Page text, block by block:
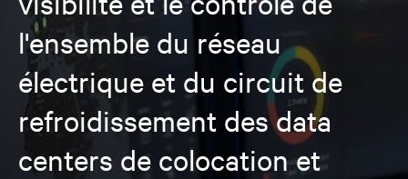
l'ensemble du réseau
électrique et du circuit de
refroidissement des data
centers de colocation et